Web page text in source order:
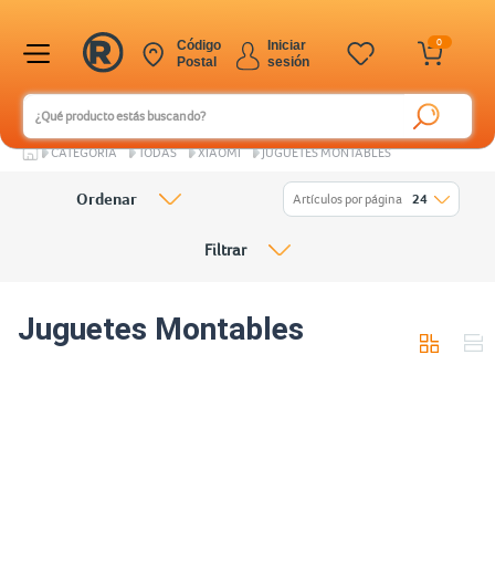
0
Iniciar
sesión
Código
Postal
CATEGORÍA TODAS XIAOMI JUGUETES MONTABLES
Juguetes Montables
Ordenar Artículos por página 24
Filtrar